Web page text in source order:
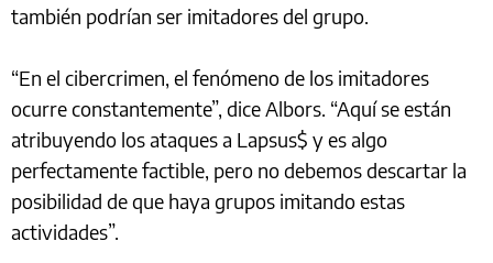
también podrían ser imitadores del grupo.
“En el cibercrimen, el fenómeno de los imitadores
ocurre constantemente”, dice Albors. “Aquí se están
atribuyendo los ataques a Lapsus$ y es algo
perfectamente factible, pero no debemos descartar la
posibilidad de que haya grupos imitando estas
actividades”.